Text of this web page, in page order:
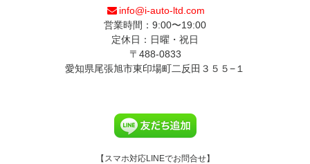
info@i-auto-ltd.com
営業時間：9:00〜19:00
定休日：日曜・祝日
〒488-0833
愛知県尾張旭市東印場町二反田３５５−１
【スマホ対応LINEでお問合せ】